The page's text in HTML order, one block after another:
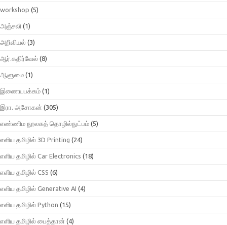
workshop (5)
அஞ்சலி (1)
அறிவியல் (3)
ஆர்.கதிர்வேல் (8)
ஆளுமை (1)
இணையபக்கம் (1)
இரா. அசோகன் (305)
எண்ணிம நூலகத் தொழில்நுட்பம் (5)
எளிய தமிழில் 3D Printing (24)
எளிய தமிழில் Car Electronics (18)
எளிய தமிழில் CSS (6)
எளிய தமிழில் Generative AI (4)
எளிய தமிழில் Python (15)
எளிய தமிழில் பைத்தான் (4)